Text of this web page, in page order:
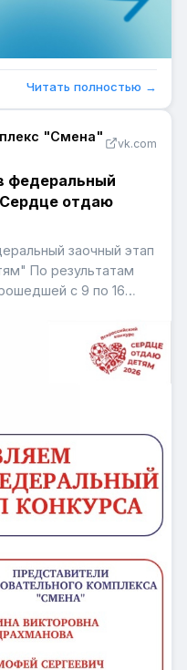
Читать полностью →
"Смена" vk.com
федеральный
отдаю
заочный этап
с 9 по 16
этап
отдаю детям"🎉